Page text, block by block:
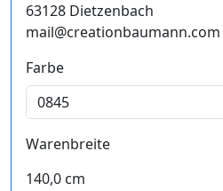
63128 Dietzenbach
mail@creationbaumann.com
Farbe
Warenbreite
140,0 cm